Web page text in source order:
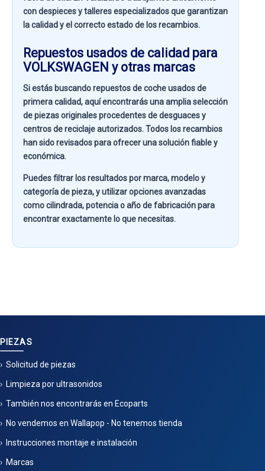
con despieces y talleres especializados que garantizan
la calidad y el correcto estado de los recambios.
Repuestos usados de calidad para
VOLKSWAGEN y otras marcas
Si estás buscandorepuestos de coche usados de
primera calidad, aquí encontrarás una amplia selección
de piezas originales procedentes de desguaces y
centros de reciclaje autorizados. Todos los recambios
han sido revisados para ofrecer una solución fiable y
económica.
Puedes filtrar los resultados pormarca, modelo y
categoría de pieza, y utilizar opciones avanzadas
comocilindrada, potencia o año de fabricaciónpara
encontrar exactamente lo que necesitas.
PIEZAS
Solicitud de piezas
Limpieza por ultrasonidos
También nos encontrarás en Ecoparts
No vendemos en Wallapop - No tenemos tienda
Instrucciones montaje e instalación
Marcas